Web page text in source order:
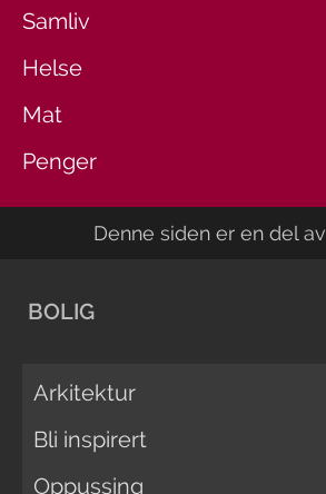
Samliv
Helse
Mat
Penger
Denne siden er en del av
BOLIG
Arkitektur
Bli inspirert
Oppussing